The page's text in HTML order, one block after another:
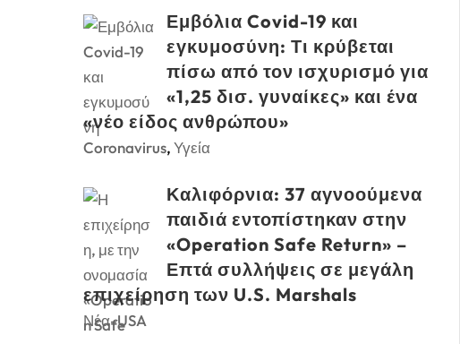
Εμβόλια Covid-19 και
εγκυμοσύνη: Τι κρύβεται
πίσω από τον ισχυρισμό για
«1,25 δισ. γυναίκες» και ένα
«νέο είδος ανθρώπου»
Coronavirus,Υγεία
Καλιφόρνια: 37 αγνοούμενα
παιδιά εντοπίστηκαν στην
«Operation Safe Return» –
Επτά συλλήψεις σε μεγάλη
επιχείρηση των U.S. Marshals
Νέα-USA